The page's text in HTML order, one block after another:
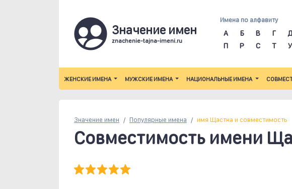
Значение имен
znachenie-tajna-imeni.ru
Имена по алфавиту
А Б В Г
П
Р С Т У
ЖЕНСКИЕ ИМЕНА МУЖСКИЕ ИМЕНА НАЦИОНАЛЬНЫЕ ИМЕНА
Значение имен Популярные имена имя Щастна и совместимость
Совместимость имени